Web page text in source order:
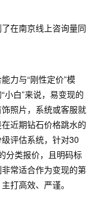
在南京线上咨询量同
力与“刚性定价”模
小白”来说，易变现的
照片，系统或客服就
近期钻石价格跳水的
评估系统，针对30
分类报价，且明码标
常适合作为变现的第
打高效、严谨。